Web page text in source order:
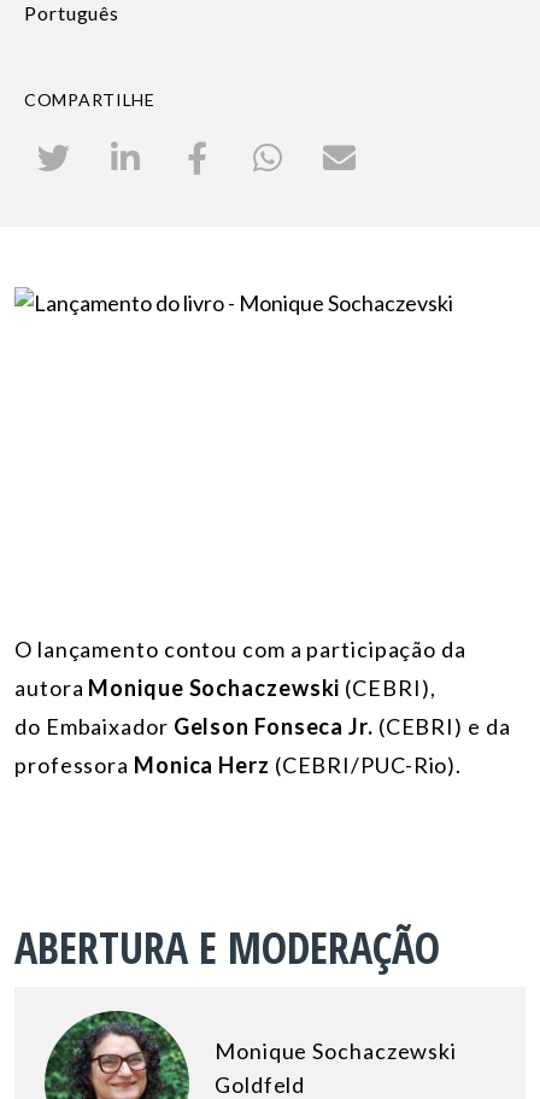
Português
COMPARTILHE
O lançamento contou com a participação da
autora Monique Sochaczewski (CEBRI),
do Embaixador Gelson Fonseca Jr. (CEBRI) e da
professora Monica Herz (CEBRI/PUC-Rio).
ABERTURA E MODERAÇÃO
Monique Sochaczewski
Goldfeld